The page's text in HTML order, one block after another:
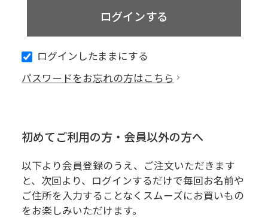
ログインしたままにする
パスワードをお忘れの方はこちら
初めてご利用の方・会員以外の方へ
以下より会員登録のうえ、ご注文いただきます
と、次回より、 ログインするだけで毎回お名前や
ご住所を入力することなく スムーズにお買いもの
をお楽しみいただけます。